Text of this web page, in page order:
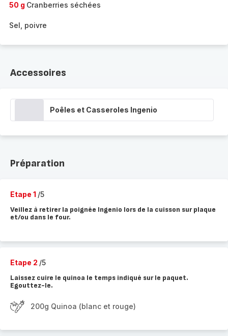
50 g Cranberries séchées
Sel, poivre
Accessoires
Poêles et Casseroles Ingenio
Préparation
Etape 1 /5
Veillez à retirer la poignée Ingenio lors de la cuisson sur plaque
et/ou dans le four.
Etape 2 /5
Laissez cuire le quinoa le temps indiqué sur le paquet.
Egouttez-le.
200g Quinoa (blanc et rouge)